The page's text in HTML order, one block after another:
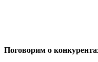
Поговорим о